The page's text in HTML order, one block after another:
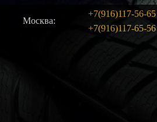
Москва:
+7(916)117-56-65
+7(916)117-65-56